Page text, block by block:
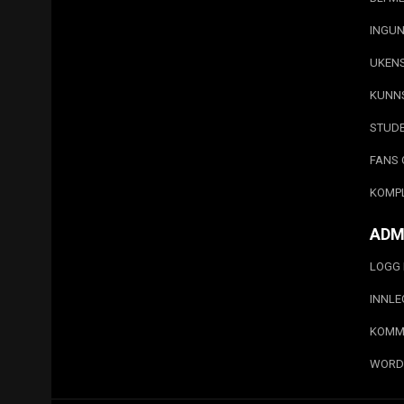
FANS
LOGG